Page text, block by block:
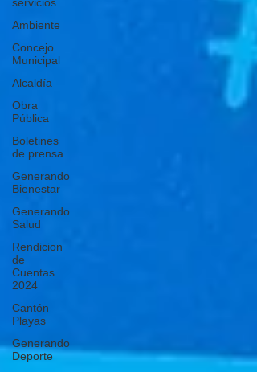
Ambiente
Concejo
Municipal
Alcaldía
Obra
Pública
Boletines
de prensa
Generando
Bienestar
Generando
Salud
Rendicion
de
Cuentas
2024
Cantón
Playas
Generando
Deporte